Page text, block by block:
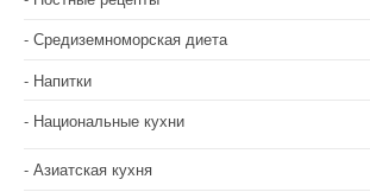
я
м
Средиземноморская диета
Напитки
Национальные кухни
Азиатская кухня